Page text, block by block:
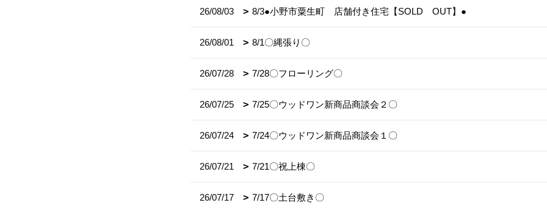
26/08/03 8/3●小野市粟生町 店舗付き住宅【SOLD OUT】●
26/08/01 8/1〇縄張り〇
26/07/28 7/28〇フローリング〇
26/07/25 7/25〇ウッドワン新商品商談会２〇
26/07/24 7/24〇ウッドワン新商品商談会１〇
26/07/21 7/21〇祝上棟〇
26/07/17 7/17〇土台敷き〇